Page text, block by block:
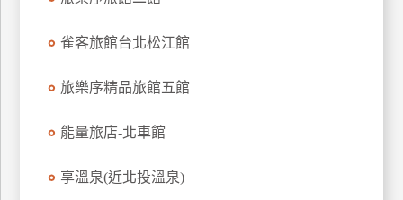
雀客旅館台北松江館
旅樂序精品旅館五館
能量旅店-北車館
享溫泉(近北投溫泉)